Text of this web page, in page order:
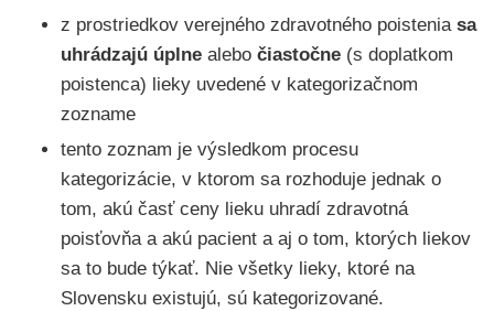
z prostriedkov verejného zdravotného poistenia sa
uhrádzajú úplne alebo čiastočne (s doplatkom
poistenca) lieky uvedené v kategorizačnom
zozname
tento zoznam je výsledkom procesu
kategorizácie, v ktorom sa rozhoduje jednak o
tom, akú časť ceny lieku uhradí zdravotná
poisťovňa a akú pacient a aj o tom, ktorých liekov
sa to bude týkať. Nie všetky lieky, ktoré na
Slovensku existujú, sú kategorizované.